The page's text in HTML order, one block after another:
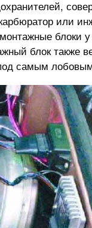
или
блоки
блок также
самым